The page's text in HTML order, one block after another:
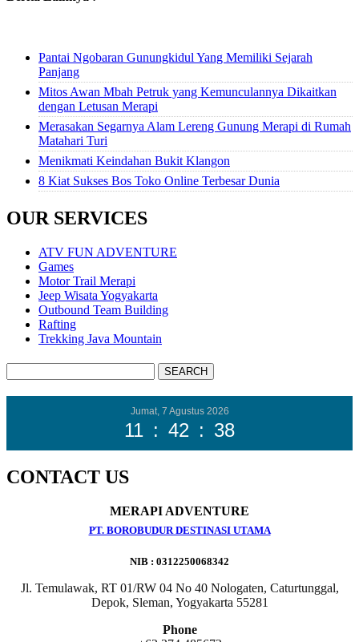
Pantai Ngobaran Gunungkidul Yang Memiliki Sejarah
Panjang
Mitos Awan Mbah Petruk yang Kemunculannya Dikaitkan
dengan Letusan Merapi
Merasakan Segarnya Alam Lereng Gunung Merapi di Rumah
Matahari Turi
Menikmati Keindahan Bukit Klangon
8 Kiat Sukses Bos Toko Online Terbesar Dunia
OUR SERVICES
ATV FUN ADVENTURE
Games
Motor Trail Merapi
Jeep Wisata Yogyakarta
Outbound Team Building
Rafting
Trekking Java Mountain
Jumat, 7 Agustus 2026
11 : 42 : 39
CONTACT US
MERAPI ADVENTURE
PT. BOROBUDUR DESTINASI UTAMA
NIB : 0312250068342
Jl. Temulawak, RT 01/RW 04 No 40 Nologaten, Caturtunggal,
Depok, Sleman, Yogyakarta 55281
Phone